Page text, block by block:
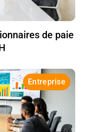
de paie
Entreprise